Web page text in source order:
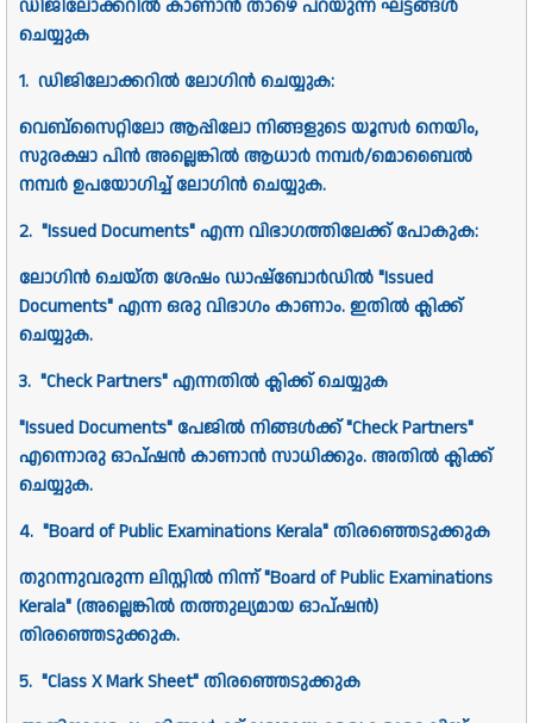
ഡിജിലോക്കറിൽ കാണാൻ താഴെ പറയുന്ന ഘട്ടങ്ങൾ
ചെയ്യുക
1. ഡിജിലോക്കറിൽ ലോഗിൻ ചെയ്യുക:
വെബ്സൈറ്റിലോ ആപ്പിലോ നിങ്ങളുടെ യൂസർ നെയിം,
സുരക്ഷാ പിൻ അല്ലെങ്കിൽ ആധാർ നമ്പർ/മൊബൈൽ
നമ്പർ ഉപയോഗിച്ച് ലോഗിൻ ചെയ്യുക.
2. "Issued Documents" എന്ന വിഭാഗത്തിലേക്ക് പോകുക:
ലോഗിൻ ചെയ്ത ശേഷം ഡാഷ്ബോർഡിൽ "Issued
Documents" എന്ന ഒരു വിഭാഗം കാണാം. ഇതിൽ ക്ലിക്ക്
ചെയ്യുക.
3. "Check Partners" എന്നതിൽ ക്ലിക്ക് ചെയ്യുക
"Issued Documents" പേജിൽ നിങ്ങൾക്ക് "Check Partners"
എന്നൊരു ഓപ്ഷൻ കാണാൻ സാധിക്കും. അതിൽ ക്ലിക്ക്
ചെയ്യുക.
4. "Board of Public Examinations Kerala" തിരഞ്ഞെടുക്കുക
തുറന്നുവരുന്ന ലിസ്റ്റിൽ നിന്ന് "Board of Public Examinations
Kerala" (അല്ലെങ്കിൽ തത്തുല്യമായ ഓപ്ഷൻ)
തിരഞ്ഞെടുക്കുക.
5. "Class X Mark Sheet" തിരഞ്ഞെടുക്കുക